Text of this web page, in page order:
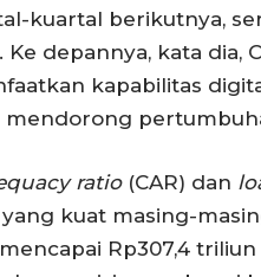
kuartal berikutnya,
depannya, kata dia,
kapabilitas
ratio(CAR) dan
kuat masing-
Rp307,4